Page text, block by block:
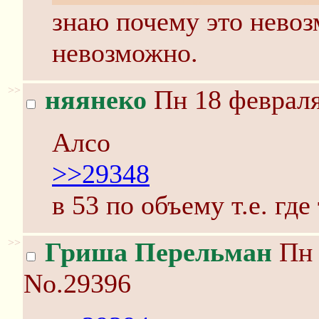
знаю почему это
невозможно.
>> няянеко Пн 18
Алсо
>>29348
в 53 по объему т.е.
>> Гриша Перельман Пн
No.29396